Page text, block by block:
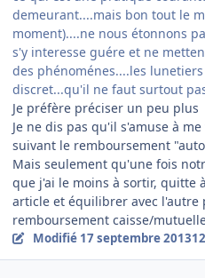
demeurant....mais bon tout le
moment)....ne nous étonnons
s'y interesse guére et ne
des phénoménes....les
discret...qu'il ne faut surtout
Je préfère préciser un peu plus
Je ne dis pas qu'il s'amuse à
suivant le remboursement
Mais seulement qu'une fois
que j'ai le moins à sortir, quitte
article et équilibrer avec
remboursement caisse/
Modifié 17 septembre 2013